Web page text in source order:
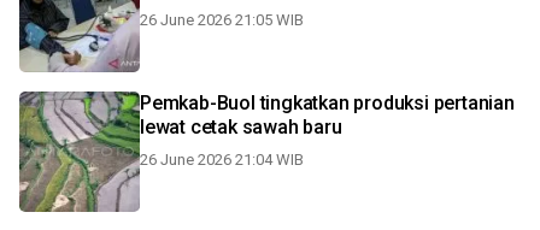
26 June 2026 21:05 WIB
Pemkab-Buol tingkatkan produksi pertanian
lewat cetak sawah baru
26 June 2026 21:04 WIB